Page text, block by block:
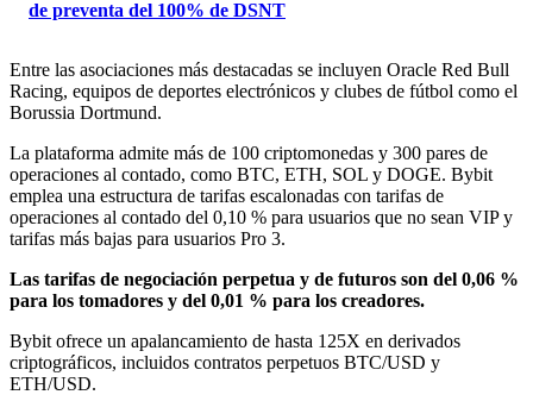
de preventa del 100% de DSNT
Entre las asociaciones más destacadas se incluyen Oracle Red Bull
Racing, equipos de deportes electrónicos y clubes de fútbol como el
Borussia Dortmund.
La plataforma admite más de 100 criptomonedas y 300 pares de
operaciones al contado, como BTC, ETH, SOL y DOGE. Bybit
emplea una estructura de tarifas escalonadas con tarifas de
operaciones al contado del 0,10 % para usuarios que no sean VIP y
tarifas más bajas para usuarios Pro 3.
Las tarifas de negociación perpetua y de futuros son del 0,06 %
para los tomadores y del 0,01 % para los creadores.
Bybit ofrece un apalancamiento de hasta 125X en derivados
criptográficos, incluidos contratos perpetuos BTC/USD y
ETH/USD.